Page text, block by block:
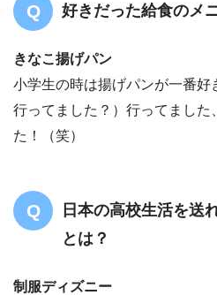
好きだった給食のメ
きなこ揚げパン
小学生の時は揚げパンが一番
行ってました？）行ってました
た！（笑）
日本の高校生活を送
とは？
制服ディズニー